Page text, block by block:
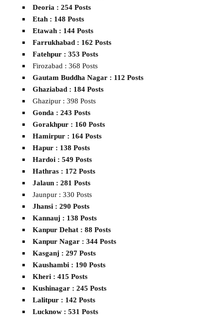
Deoria : 254 Posts
Etah : 148 Posts
Etawah : 144 Posts
Farrukhabad : 162 Posts
Fatehpur : 353 Posts
Firozabad : 368 Posts
Gautam Buddha Nagar : 112 Posts
Ghaziabad : 184 Posts
Ghazipur : 398 Posts
Gonda : 243 Posts
Gorakhpur : 160 Posts
Hamirpur : 164 Posts
Hapur : 138 Posts
Hardoi : 549 Posts
Hathras : 172 Posts
Jalaun : 281 Posts
Jaunpur : 330 Posts
Jhansi : 290 Posts
Kannauj : 138 Posts
Kanpur Dehat : 88 Posts
Kanpur Nagar : 344 Posts
Kasganj : 297 Posts
Kaushambi : 190 Posts
Kheri : 415 Posts
Kushinagar : 245 Posts
Lalitpur : 142 Posts
Lucknow : 531 Posts